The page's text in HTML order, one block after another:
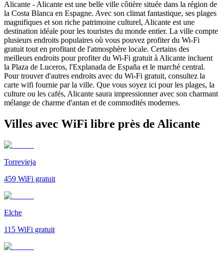
Alicante - Alicante est une belle ville côtière située dans la région de
la Costa Blanca en Espagne. Avec son climat fantastique, ses plages
magnifiques et son riche patrimoine culturel, Alicante est une
destination idéale pour les touristes du monde entier. La ville compte
plusieurs endroits populaires où vous pouvez profiter du Wi-Fi
gratuit tout en profitant de l'atmosphère locale. Certains des
meilleurs endroits pour profiter du Wi-Fi gratuit à Alicante incluent
la Plaza de Luceros, l'Explanada de España et le marché central.
Pour trouver d'autres endroits avec du Wi-Fi gratuit, consultez la
carte wifi fournie par la ville. Que vous soyez ici pour les plages, la
culture ou les cafés, Alicante saura impressionner avec son charmant
mélange de charme d'antan et de commodités modernes.
Villes avec WiFi libre près de Alicante
Torrevieja
459 WiFi gratuit
Elche
115 WiFi gratuit